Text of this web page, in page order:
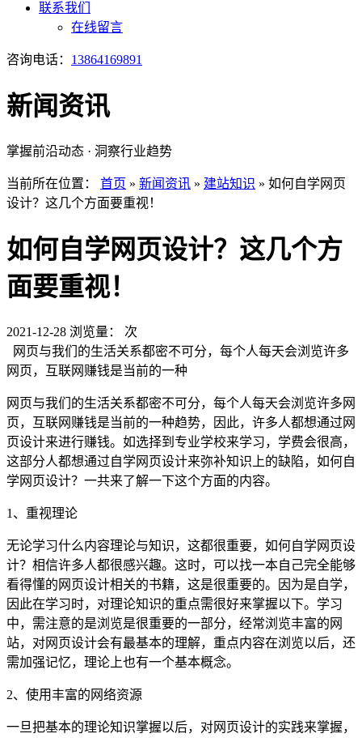
联系我们
在线留言
咨询电话： 13864169891
新闻资讯
掌握前沿动态 · 洞察行业趋势
当前所在位置： 首页 » 新闻资讯 » 建站知识 » 如何自学网页
设计？这几个方面要重视！
如何自学网页设计？这几个方
面要重视！
2021-12-28 浏览量：
次
网页与我们的生活关系都密不可分，每个人每天会浏览许多
网页，互联网赚钱是当前的一种
网页与我们的生活关系都密不可分，每个人每天会浏览许多网
页，互联网赚钱是当前的一种趋势，因此，许多人都想通过网
页设计来进行赚钱。如选择到专业学校来学习，学费会很高，
这部分人都想通过自学网页设计来弥补知识上的缺陷，如何自
学网页设计？一共来了解一下这个方面的内容。
1、重视理论
无论学习什么内容理论与知识，这都很重要，如何自学网页设
计？相信许多人都很感兴趣。这时，可以找一本自己完全能够
看得懂的网页设计相关的书籍，这是很重要的。因为是自学，
因此在学习时，对理论知识的重点需很好来掌握以下。学习
中，需注意的是浏览是很重要的一部分，经常浏览丰富的网
站，对网页设计会有最基本的理解，重点内容在浏览以后，还
需加强记忆，理论上也有一个基本概念。
2、使用丰富的网络资源
一旦把基本的理论知识掌握以后，对网页设计的实践来掌握，